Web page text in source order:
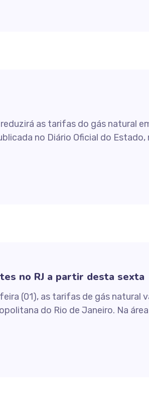
as tarifas do gás natural
no Diário Oficial do
no RJ a partir desta sexta
(01), as tarifas de gás natural
do Rio de Janeiro. Na